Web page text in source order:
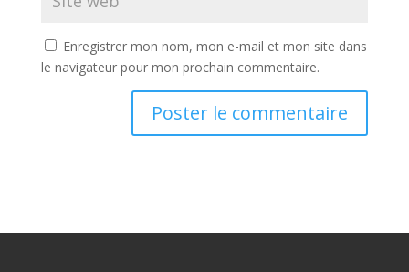
Enregistrer mon nom, mon e-mail et mon site dans
le navigateur pour mon prochain commentaire.